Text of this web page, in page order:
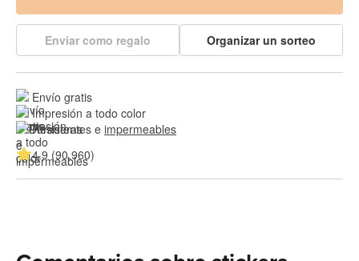
Enviar como regalo Organizar un sorteo
Envío gratis
Impresión a todo color
Resistentes e impermeables
4.9 (90,960)